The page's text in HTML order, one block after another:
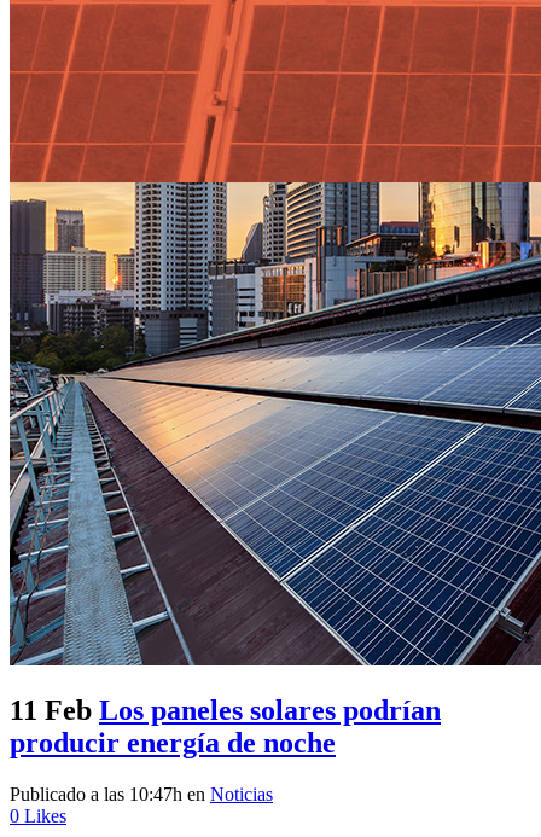
noche Tag
11 Feb Los paneles solares podrían
producir energía de noche
Publicado a las 10:47h en Noticias
0 Likes